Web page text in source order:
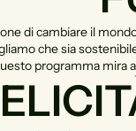
di cambiare il
che sia
programma